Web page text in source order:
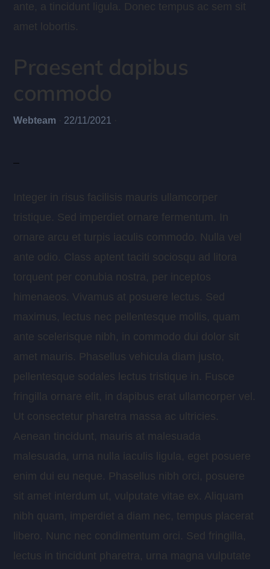
ante, a tincidunt ligula. Donec tempus ac sem sit
amet lobortis.
Praesent dapibus
commodo
Webteam · 22/11/2021 ·
Integer in risus facilisis mauris ullamcorper
tristique. Sed imperdiet ornare fermentum. In
ornare arcu et turpis iaculis commodo. Nulla vel
ante odio. Class aptent taciti sociosqu ad litora
torquent per conubia nostra, per inceptos
himenaeos. Vivamus at posuere lectus. Sed
maximus, lectus nec pellentesque mollis, quam
ante scelerisque nibh, in commodo dui dolor sit
amet mauris. Phasellus vehicula diam justo,
pellentesque sodales lectus tristique in. Fusce
fringilla ornare elit, in dapibus erat ullamcorper vel.
Ut consectetur pharetra massa ac ultricies.
Aenean tincidunt, mauris at malesuada
malesuada, urna nulla iaculis ligula, eget posuere
enim dui eu neque. Phasellus nibh orci, posuere
sit amet interdum ut, vulputate vitae ex. Aliquam
nibh quam, imperdiet a diam nec, tempus placerat
libero. Nunc nec condimentum orci. Sed fringilla,
lectus in tincidunt pharetra, urna magna vulputate